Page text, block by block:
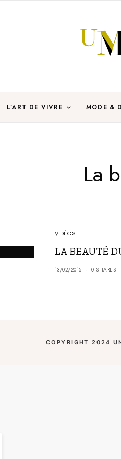
L’ART DE VIVRE MODE &
La
VIDÉOS
LA BEAUTÉ
13/02/2015 0 SHARES
COPYRIGHT 2024